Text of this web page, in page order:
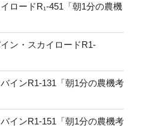
ロードR₁-451「朝1分の農機
ン・スカイロードR1-
インR1-131「朝1分の農機考
インR1-151「朝1分の農機考